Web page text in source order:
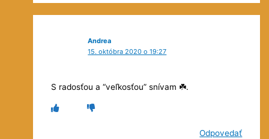
Andrea
15. októbra 2020 o 19:27
S radosťou a “veľkosťou” snívam ☘️.
Odpovedať